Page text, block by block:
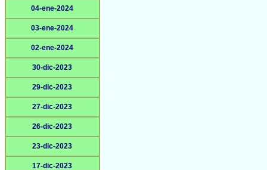
04-ene-2024
03-ene-2024
02-ene-2024
30-dic-2023
29-dic-2023
27-dic-2023
26-dic-2023
23-dic-2023
17-dic-2023